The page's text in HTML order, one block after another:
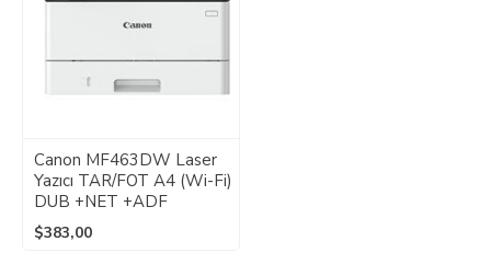
Canon MF463DW Laser
Yazıcı TAR/FOT A4 (Wi-Fi)
DUB +NET +ADF
$383,00